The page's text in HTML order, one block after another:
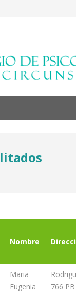
Nombre
Maria
Eugenia
766 PB